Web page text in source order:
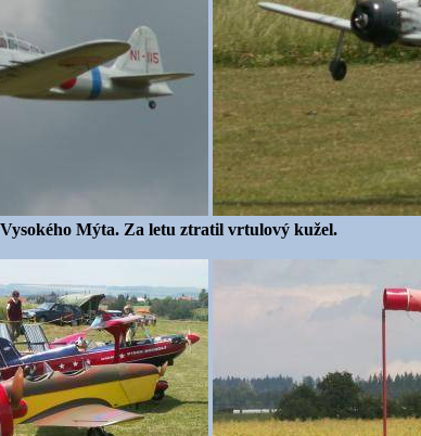
Mýta. Za letu ztratil vrtulový kužel.